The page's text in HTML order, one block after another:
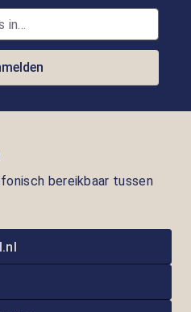
bereikbaar tussen